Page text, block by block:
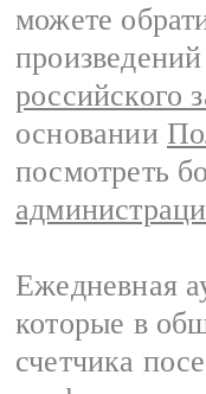
можете
российского
основании
посмотреть
Ежедневная
которые в
счетчика